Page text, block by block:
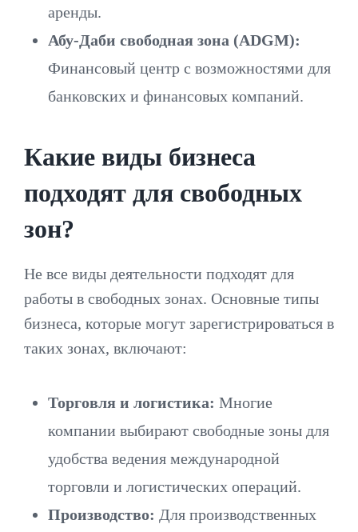
аренды.
Абу-Даби свободная зона (ADGM):
Финансовый центр с возможностями для
банковских и финансовых компаний.
Какие виды бизнеса
подходят для свободных
зон?
Не все виды деятельности подходят для
работы в свободных зонах. Основные типы
бизнеса, которые могут зарегистрироваться в
таких зонах, включают:
Торговля и логистика: Многие
компании выбирают свободные зоны для
удобства ведения международной
торговли и логистических операций.
Производство: Для производственных